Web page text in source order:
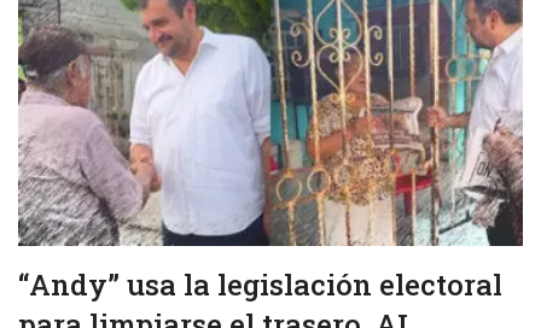
“Andy” usa la legislación electoral